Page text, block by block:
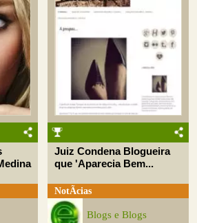
Juiz Condena Blogueira
que 'Aparecia Bem...
NotÃ­cias
Blogs e Blogs